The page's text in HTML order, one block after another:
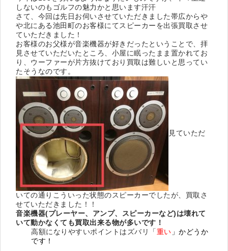
しないのもゴルフの魅力かと思います汗汗
さて、今回は先日お伺いさせていただきました帯広からや
や北にある池田町のお客様にてスピーカーを出張買取させ
ていただきました！
お客様のお父様が音楽機器が好きだったということで、拝
見させていただいたところ、小屋に眠ったまま置かれてお
り、ウーファーが片方抜けており買取は難しいと思ってい
たそうなのです。
見ていただ
いての通りこういった状態のスピーカーでしたが、買取さ
せていただきました！！
音楽機器(プレーヤー、アンプ、スピーカーなど)は壊れて
いて動かなくても買取出来る物が多いです！
高額になりやすいポイントはズバリ「重い 」かどうか
です！